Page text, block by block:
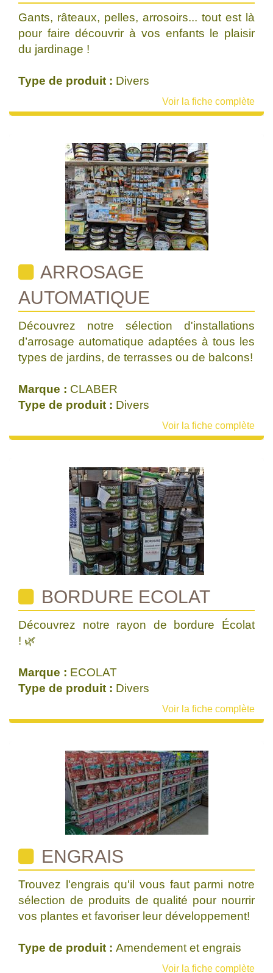
Gants, râteaux, pelles, arrosoirs... tout est là
pour faire découvrir à vos enfants le plaisir
du jardinage !
Type de produit : Divers
Voir la fiche complète
ARROSAGE
AUTOMATIQUE
Découvrez notre sélection d'installations
d’arrosage automatique adaptées à tous les
types de jardins, de terrasses ou de balcons!
Marque : CLABER
Type de produit : Divers
Voir la fiche complète
BORDURE ECOLAT
Découvrez notre rayon de bordure Écolat
! 🌿
Marque : ECOLAT
Type de produit : Divers
Voir la fiche complète
ENGRAIS
Trouvez l'engrais qu'il vous faut parmi notre
sélection de produits de qualité pour nourrir
vos plantes et favoriser leur développement!
Type de produit : Amendement et engrais
Voir la fiche complète